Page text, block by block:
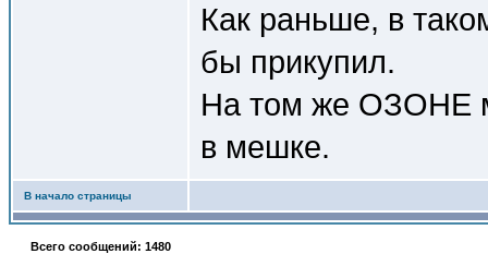
Как раньше, в
бы прикупил.
На том же ОЗОНЕ
в мешке.
В начало страницы
Всего сообщений: 1480